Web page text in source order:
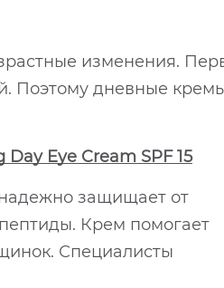
изменения.
Поэтому дневные
Eye Cream SPF 15
защищает от
Крем помогает
Специалисты